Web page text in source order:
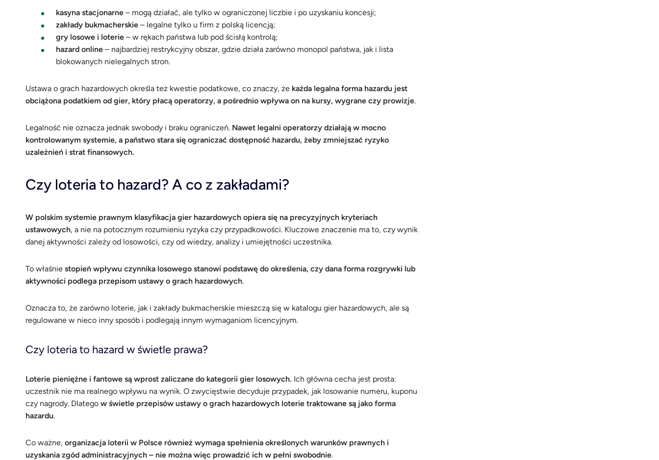
kasyna stacjonarne – mogą działać, ale tylko w ograniczonej liczbie i po uzyskaniu koncesji;
zakłady bukmacherskie – legalne tylko u firm z polską licencją;
gry losowe i loterie – w rękach państwa lub pod ścisłą kontrolą;
hazard online – najbardziej restrykcyjny obszar, gdzie działa zarówno monopol państwa, jak i lista
blokowanych nielegalnych stron.
Ustawa o grach hazardowych określa też kwestie podatkowe, co znaczy, że każda legalna forma hazardu jest
obciążona podatkiem od gier, który płacą operatorzy, a pośrednio wpływa on na kursy, wygrane czy prowizje.
Legalność nie oznacza jednak swobody i braku ograniczeń. Nawet legalni operatorzy działają w mocno
kontrolowanym systemie, a państwo stara się ograniczać dostępność hazardu, żeby zmniejszać ryzyko
uzależnień i strat finansowych.
Czy loteria to hazard? A co z zakładami?
W polskim systemie prawnym klasyfikacja gier hazardowych opiera się na precyzyjnych kryteriach
ustawowych, a nie na potocznym rozumieniu ryzyka czy przypadkowości. Kluczowe znaczenie ma to, czy wynik
danej aktywności zależy od losowości, czy od wiedzy, analizy i umiejętności uczestnika.
To właśnie stopień wpływu czynnika losowego stanowi podstawę do określenia, czy dana forma rozgrywki lub
aktywności podlega przepisom ustawy o grach hazardowych.
Oznacza to, że zarówno loterie, jak i zakłady bukmacherskie mieszczą się w katalogu gier hazardowych, ale są
regulowane w nieco inny sposób i podlegają innym wymaganiom licencyjnym.
Czy loteria to hazard w świetle prawa?
Loterie pieniężne i fantowe są wprost zaliczane do kategorii gier losowych. Ich główna cecha jest prosta:
uczestnik nie ma realnego wpływu na wynik. O zwycięstwie decyduje przypadek, jak losowanie numeru, kuponu
czy nagrody. Dlatego w świetle przepisów ustawy o grach hazardowych loterie traktowane są jako forma
hazardu.
Co ważne, organizacja loterii w Polsce również wymaga spełnienia określonych warunków prawnych i
uzyskania zgód administracyjnych – nie można więc prowadzić ich w pełni swobodnie.